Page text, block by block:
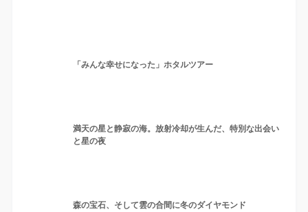
「みんな幸せになった」ホタルツアー
満天の星と静寂の海。放射冷却が生んだ、特別な出会い
と星の夜
森の宝石、そして雲の合間に冬のダイヤモンド